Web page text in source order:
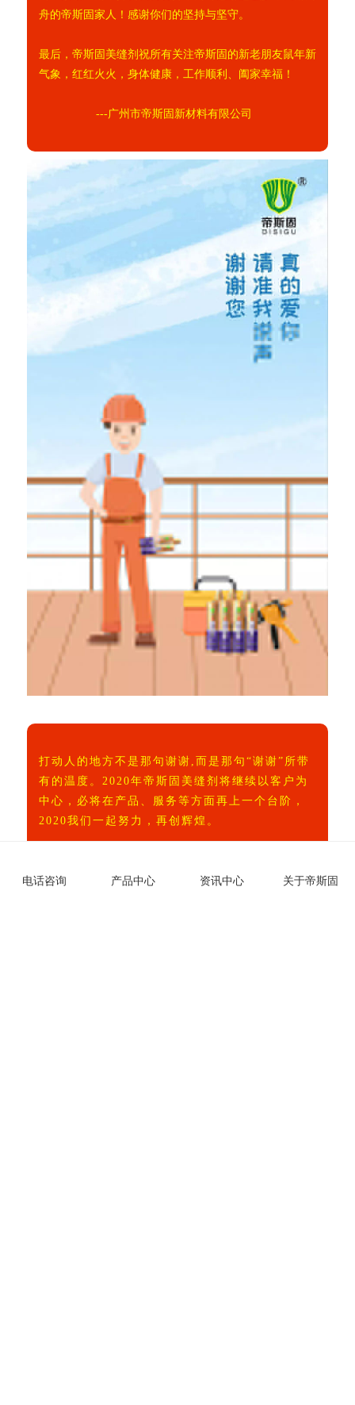
舟的帝斯固家人！感谢你们的坚持与坚守。
最后，帝斯固美缝剂祝所有关注帝斯固的新老朋友鼠年新
气象，红红火火，身体健康，工作顺利、阖家幸福！
---广州市帝斯固新材料有限公司
打动人的地方不是那句谢谢 ,而是那句“谢谢”所带
有的 温度。2020年帝斯固美缝剂将继续以客户为
中心，必将在产品、服务等方面再上一个台阶，
2020我们一起努力，再创辉煌。
电话咨询 产品中心 资讯中心 关于帝斯固